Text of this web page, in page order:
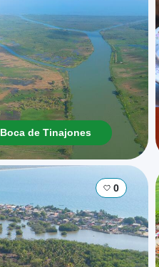
Boca de Tinajones
0